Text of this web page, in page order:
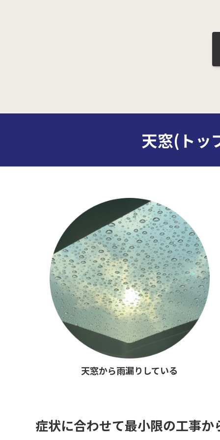
天窓(トッ
天窓から雨漏りしている
症状に合わせて最小限の工事か